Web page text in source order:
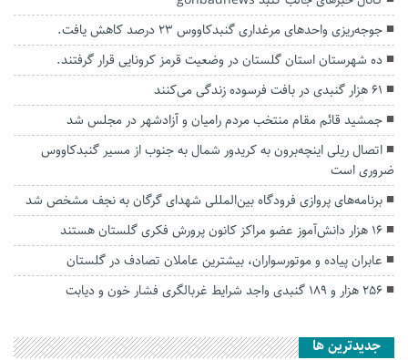
جوجه‌ریزی واحدهای مرغداری گنبدکاووس ۲۳ درصد کاهش یافت.
ده شهرستان استان گلستان در وضعیت قرمز کرونایی قرار گرفتند.
۶۱ هزار گنبدی در بافت‌ فرسوده زندگی می‌کنند
جمشید قائم مقام منتخب مردم رامیان و آزادشهر در مجلس شد
اتصال ریلی اینچه‌برون به کریدور شمال به جنوب از مسیر گنبدکاووس
ضروری است
برنامه‌های پروازی فرودگاه بین‌المللی شهدای گرگان به نجف مشخص شد
۱۶ هزار دانش‌آموز عضو مراکز کانون پرورش فکری گلستان هستند
عابران پیاده و موتورسواران، بیشترین عاملان تصادف در گلستان
۲۵۶ هزار و ۱۸۹ گنبدی واجد شرایط غربالگری فشار خون و دیابت
جديدترين ها